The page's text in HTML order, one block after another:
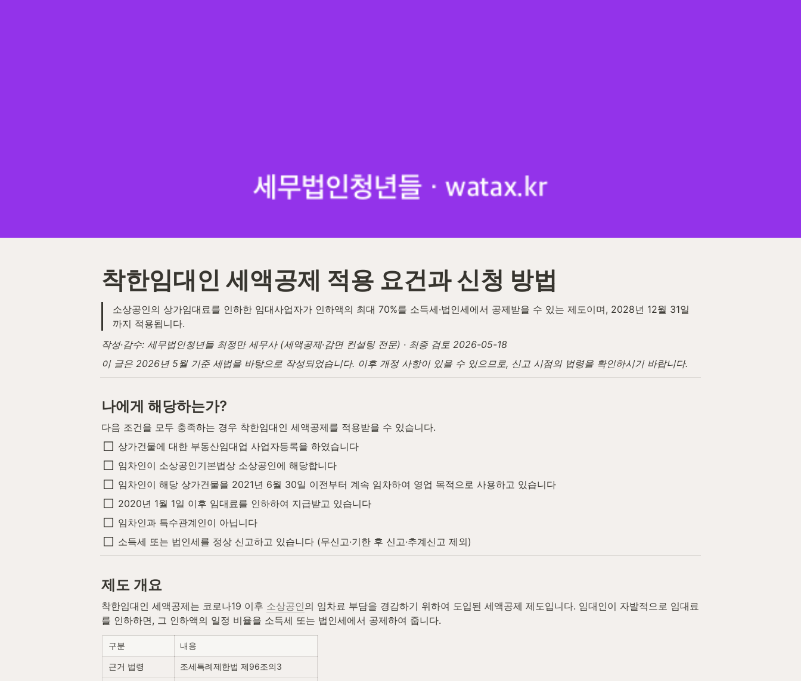
착한임대인 세액공제 적용 요건과 신청 방법
소상공인의 상가임대료를 인하한 임대사업자가 인하액의 최대 70%를 소득세·법인세에서 공제받을 수 있는 제도이며, 2028년 12월 31일
까지 적용됩니다.
작성·감수: 세무법인청년들 최정만 세무사 (세액공제·감면 컨설팅 전문) · 최종 검토 2026-05-18
이 글은 2026년 5월 기준 세법을 바탕으로 작성되었습니다. 이후 개정 사항이 있을 수 있으므로, 신고 시점의 법령을 확인하시기 바랍니다.
나에게 해당하는가?
다음 조건을 모두 충족하는 경우 착한임대인 세액공제를 적용받을 수 있습니다.
상가건물에 대한 부동산임대업 사업자등록을 하였습니다
임차인이 소상공인기본법상 소상공인에 해당합니다
임차인이 해당 상가건물을 2021년 6월 30일 이전부터 계속 임차하여 영업 목적으로 사용하고 있습니다
2020년 1월 1일 이후 임대료를 인하하여 지급받고 있습니다
임차인과 특수관계인이 아닙니다
소득세 또는 법인세를 정상 신고하고 있습니다 (무신고·기한 후 신고·추계신고 제외)
제도 개요
착한임대인 세액공제는 코로나19 이후 소상공인의 임차료 부담을 경감하기 위하여 도입된 세액공제 제도입니다. 임대인이 자발적으로 임대료
를 인하하면, 그 인하액의 일정 비율을 소득세 또는 법인세에서 공제하여 줍니다.
구분 내용
근거 법령 조세특례제한법 제96조의3